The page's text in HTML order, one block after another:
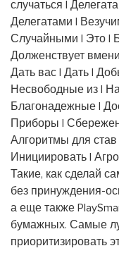
случаться |
Делегатами |
Случайными | Это |
Долженствует
Дать вас | Дать |
Несвободные из |
Благонадежные |
Приборы |
Алгоритмы для став
Инициировать |
Такие, как сделай
без принуждения-
а еще также
бумажных. Самые
приоритизировать